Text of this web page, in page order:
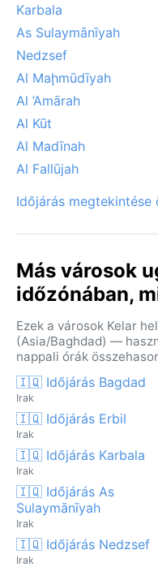
Karbala
As Sulaymānīyah
Nedzsef
Al Maḩmūdīyah
Al ‘Amārah
Al Kūt
Al Madīnah
Al Fallūjah
Időjárás megtekintése
Más városok
időzónában,
Ezek a városok Kelar
(Asia/Baghdad) —
nappali órák
🇮🇶 Időjárás Bagdad
Irak
🇮🇶 Időjárás Erbil
Irak
🇮🇶 Időjárás Karbala
Irak
🇮🇶 Időjárás As
Sulaymānīyah
Irak
🇮🇶 Időjárás Nedzsef
Irak